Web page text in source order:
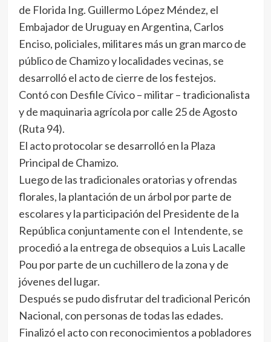
de Florida Ing. Guillermo López Méndez, el
Embajador de Uruguay en Argentina, Carlos
Enciso, policiales, militares más un gran marco de
público de Chamizo y localidades vecinas, se
desarrolló el acto de cierre de los festejos.
Contó con Desfile Cívico – militar – tradicionalista
y de maquinaria agrícola por calle 25 de Agosto
(Ruta 94).
El acto protocolar se desarrolló en la Plaza
Principal de Chamizo.
Luego de las tradicionales oratorias y ofrendas
florales, la plantación de un árbol por parte de
escolares y la participación del Presidente de la
República conjuntamente con el Intendente, se
procedió a la entrega de obsequios a Luis Lacalle
Pou por parte de un cuchillero de la zona y de
jóvenes del lugar.
Después se pudo disfrutar del tradicional Pericón
Nacional, con personas de todas las edades.
Finalizó el acto con reconocimientos a pobladores